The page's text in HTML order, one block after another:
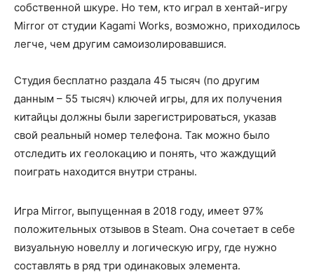
собственной шкуре. Но тем, кто играл в хентай-игру
Mirror от студии Kagami Works, возможно, приходилось
легче, чем другим самоизолировавшися.
Студия бесплатно раздала 45 тысяч (по другим
данным – 55 тысяч) ключей игры, для их получения
китайцы должны были зарегистрироваться, указав
свой реальный номер телефона. Так можно было
отследить их геолокацию и понять, что жаждущий
поиграть находится внутри страны.
Игра Mirror, выпущенная в 2018 году, имеет 97%
положительных отзывов в Steam. Она сочетает в себе
визуальную новеллу и логическую игру, где нужно
составлять в ряд три одинаковых элемента.